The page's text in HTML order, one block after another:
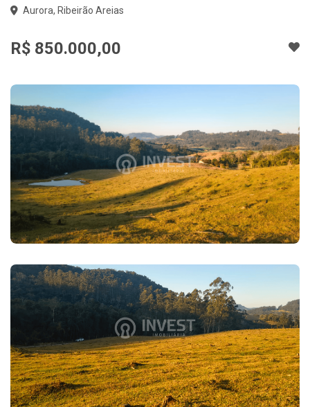
Aurora, Ribeirão Areias
R$ 850.000,00